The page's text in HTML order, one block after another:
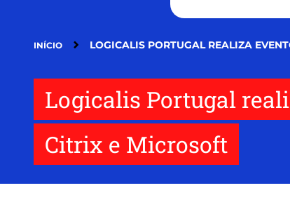
INÍCIO LOGICALIS PORTUGAL REALIZA
Logicalis Portugal
Citrix e Microsoft